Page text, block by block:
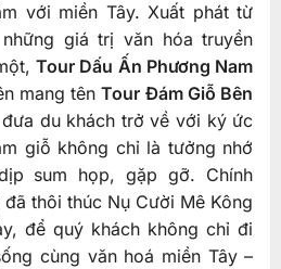
với miền Tây. Xuất phát từ
giá trị văn hóa truyền
Tour Dấu Ấn Phương Nam
mang tênTour Đám Giỗ Bên
du khách trở về với ký ức
giỗ không chỉ là tưởng nhớ
sum họp, gặp gỡ. Chính
thôi thúc Nụ Cười Mê Kông
để quý khách không chỉ đi
cùng văn hoá miền Tây –